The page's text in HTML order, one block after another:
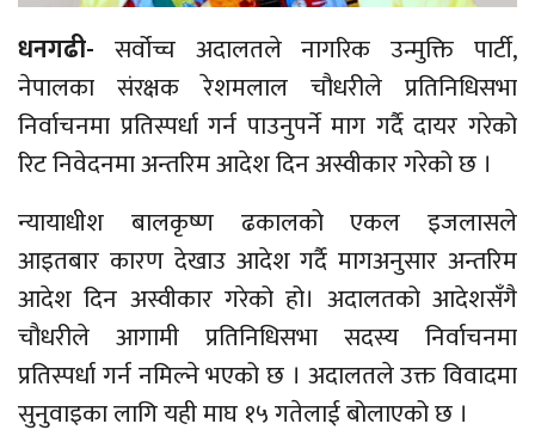
धनगढी- सर्वोच्च अदालतले नागरिक उन्मुक्ति पार्टी,
नेपालका संरक्षक रेशमलाल चौधरीले प्रतिनिधिसभा
निर्वाचनमा प्रतिस्पर्धा गर्न पाउनुपर्ने माग गर्दै दायर गरेको
रिट निवेदनमा अन्तरिम आदेश दिन अस्वीकार गरेको छ ।
न्यायाधीश बालकृष्ण ढकालको एकल इजलासले
आइतबार कारण देखाउ आदेश गर्दै मागअनुसार अन्तरिम
आदेश दिन अस्वीकार गरेको हो। अदालतको आदेशसँगै
चौधरीले आगामी प्रतिनिधिसभा सदस्य निर्वाचनमा
प्रतिस्पर्धा गर्न नमिल्ने भएको छ । अदालतले उक्त विवादमा
सुनुवाइका लागि यही माघ १५ गतेलाई बोलाएको छ ।